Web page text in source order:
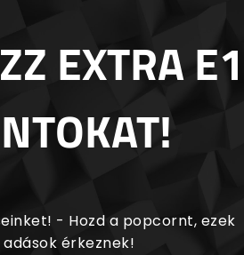
EXTRA E1
- Hozd a popcornt, ezek
adások érkeznek!